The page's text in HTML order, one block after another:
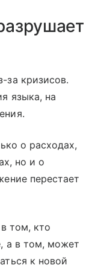
за кризисов.
языка, на
о расходах,
но и о
перестает
том, кто
а в том, может
к новой